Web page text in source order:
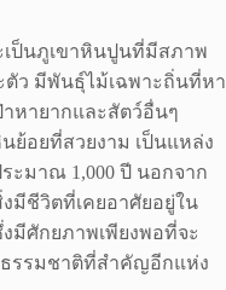
ป็นภูเขาหินปูนที่มีสภาพ
ตัว มีพันธุ์ไม้เฉพาะถิ่นที่หา
หายากและสัตว์อื่นๆ
อยที่สวยงาม เป็นแหล่ง
มาณ 1,000 ปี นอกจาก
มีชีวิตที่เคยอาศัยอยู่ใน
มีศักยภาพเพียงพอที่จะ
รรมชาติที่สำคัญอีกแห่ง